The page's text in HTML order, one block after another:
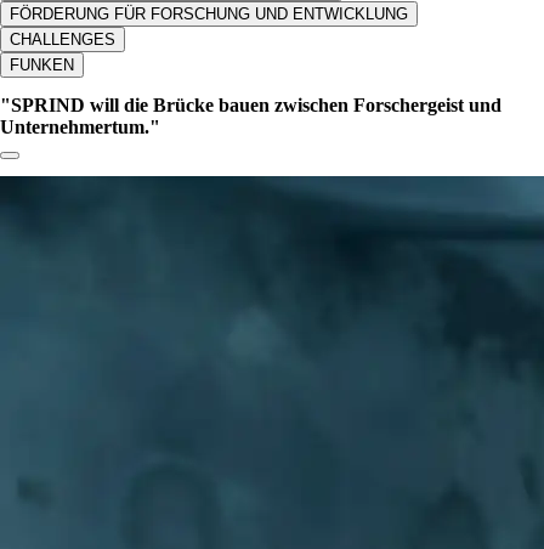
FÖRDERUNG FÜR FORSCHUNG UND ENTWICKLUNG
CHALLENGES
FUNKEN
SPRIND will die Brücke bauen zwischen Forschergeist und
Unternehmertum.
Link zum Abschnitt kopieren: